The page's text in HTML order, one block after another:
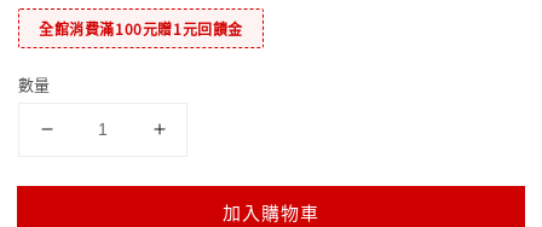
全館消費滿100元贈1元回饋金
數量
加入購物車